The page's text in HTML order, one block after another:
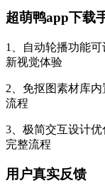
超萌鸭app下载
1、自动轮播功能
新视觉体验
2、免抠图素材库
流程
3、极简交互设计
完整流程
用户真实反馈